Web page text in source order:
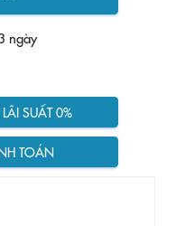
ngày
SUẤT 0%
TOÁN